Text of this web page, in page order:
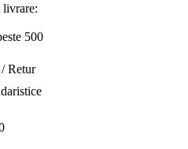
livrare:
500
Retur